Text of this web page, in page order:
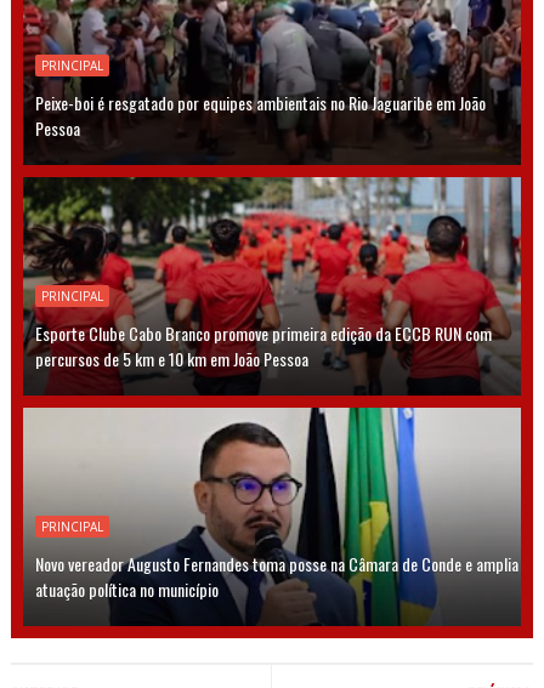
PRINCIPAL
Peixe-boi é resgatado por equipes ambientais no Rio Jaguaribe em João
Pessoa
PRINCIPAL
Esporte Clube Cabo Branco promove primeira edição da ECCB RUN com
percursos de 5 km e 10 km em João Pessoa
PRINCIPAL
Novo vereador Augusto Fernandes toma posse na Câmara de Conde e amplia
atuação política no município